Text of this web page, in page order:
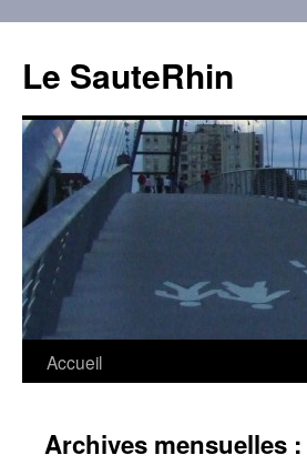
contenu
Le SauteRhin
Accueil
Archives mensuelles :